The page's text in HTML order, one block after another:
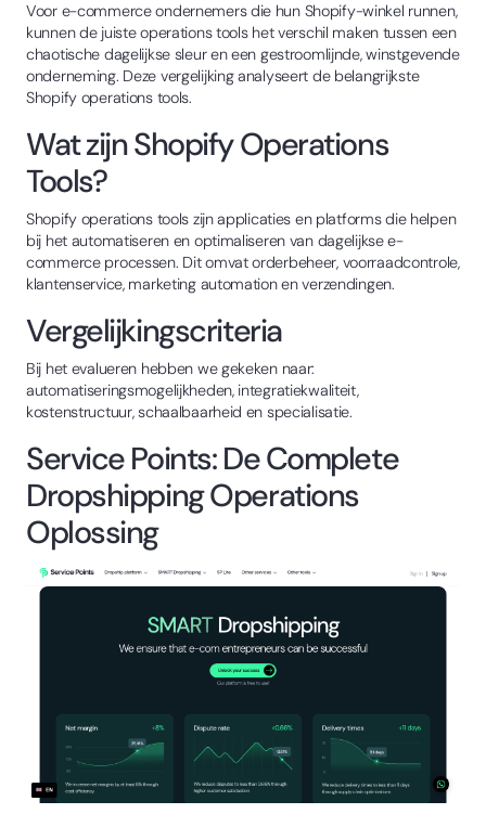
Voor e-commerce ondernemers die hun Shopify-winkel runnen,
kunnen de juiste operations tools het verschil maken tussen een
chaotische dagelijkse sleur en een gestroomlijnde, winstgevende
onderneming. Deze vergelijking analyseert de belangrijkste
Shopify operations tools.
Wat zijn Shopify Operations
Tools?
Shopify operations tools zijn applicaties en platforms die helpen
bij het automatiseren en optimaliseren van dagelijkse e-
commerce processen. Dit omvat orderbeheer, voorraadcontrole,
klantenservice, marketing automation en verzendingen.
Vergelijkingscriteria
Bij het evalueren hebben we gekeken naar:
automatiseringsmogelijkheden, integratiekwaliteit,
kostenstructuur, schaalbaarheid en specialisatie.
Service Points: De Complete
Dropshipping Operations
Oplossing